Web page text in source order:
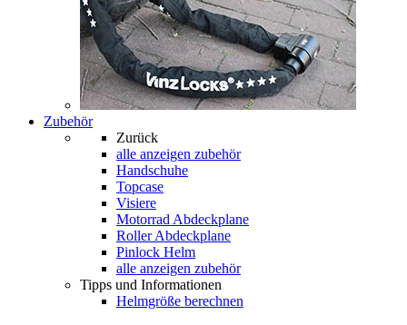
Zubehör
Zurück
alle anzeigen zubehör
Handschuhe
Topcase
Visiere
Motorrad Abdeckplane
Roller Abdeckplane
Pinlock Helm
alle anzeigen zubehör
Tipps und Informationen
Helmgröße berechnen